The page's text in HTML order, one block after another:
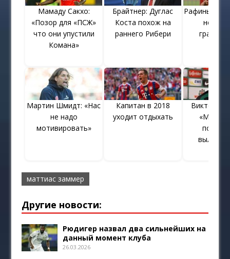
Мамаду Сакхо:
«Позор для «ПСЖ»
что они упустили
Комана»
Брайтнер: Дуглас
Коста похож на
раннего Рибери
Рафинья о
Мартин Шмидт: «Нас
не надо
мотивировать»
Капитан в 2018
уходит отдыхать
Виктор
«Мы
маттиас заммер
Другие новости:
Рюдигер назвал два сильнейших на
данный момент клуба
26.03.2026